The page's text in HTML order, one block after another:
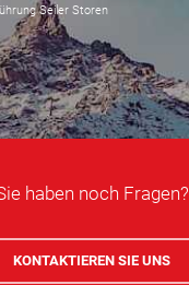
Seiler Storen
haben noch Fragen?
KONTAKTIEREN SIE UNS